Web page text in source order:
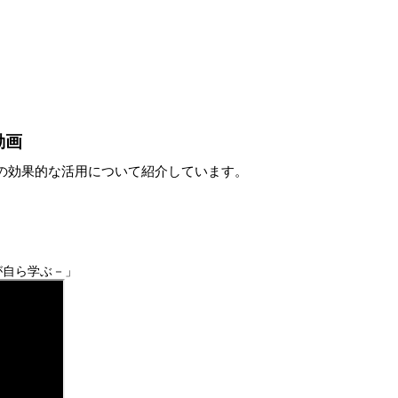
画
果的な活用について紹介しています。
ら学ぶ－」